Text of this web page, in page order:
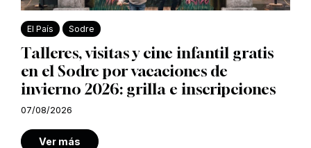
El País Sodre
Talleres, visitas y cine infantil gratis
en el Sodre por vacaciones de
invierno 2026: grilla e inscripciones
07/08/2026
Ver más